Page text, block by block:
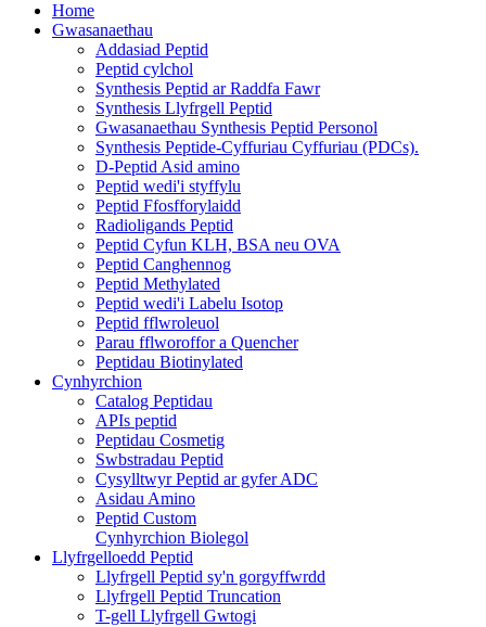
Home
Gwasanaethau
Addasiad Peptid
Peptid cylchol
Synthesis Peptid ar Raddfa Fawr
Synthesis Llyfrgell Peptid
Gwasanaethau Synthesis Peptid Personol
Synthesis Peptide-Cyffuriau Cyffuriau (PDCs).
D-Peptid Asid amino
Peptid wedi'i styffylu
Peptid Ffosfforylaidd
Radioligands Peptid
Peptid Cyfun KLH, BSA neu OVA
Peptid Canghennog
Peptid Methylated
Peptid wedi'i Labelu Isotop
Peptid fflwroleuol
Parau fflworoffor a Quencher
Peptidau Biotinylated
Cynhyrchion
Catalog Peptidau
APIs peptid
Peptidau Cosmetig
Swbstradau Peptid
Cysylltwyr Peptid ar gyfer ADC
Asidau Amino
Peptid Custom
Cynhyrchion Biolegol
Llyfrgelloedd Peptid
Llyfrgell Peptid sy'n gorgyffwrdd
Llyfrgell Peptid Truncation
T-gell Llyfrgell Gwtogi